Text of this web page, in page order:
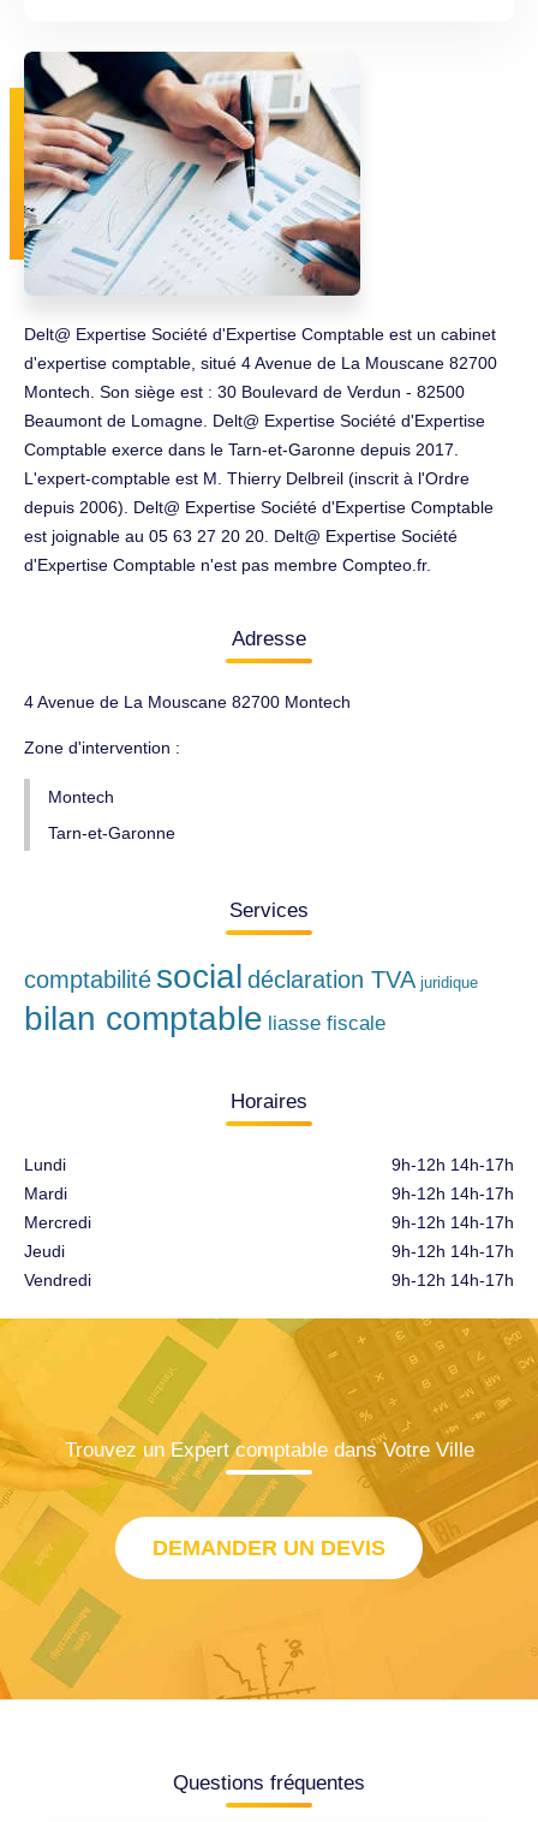
Delt@ Expertise Société d'Expertise Comptable est un cabinet
d'expertise comptable, situé 4 Avenue de La Mouscane 82700
Montech. Son siège est : 30 Boulevard de Verdun - 82500
Beaumont de Lomagne. Delt@ Expertise Société d'Expertise
Comptable exerce dans le Tarn-et-Garonne depuis 2017.
L'expert-comptable est M. Thierry Delbreil (inscrit à l'Ordre
depuis 2006). Delt@ Expertise Société d'Expertise Comptable
est joignable au 05 63 27 20 20. Delt@ Expertise Société
d'Expertise Comptable n'est pas membre Compteo.fr.
Adresse
4 Avenue de La Mouscane 82700 Montech
Zone d'intervention :
Montech
Tarn-et-Garonne
Services
comptabilité social déclaration TVA juridique
bilan comptable liasse fiscale
Horaires
Lundi
Mardi
Mercredi
Jeudi
Vendredi
9h-12h 14h-17h
9h-12h 14h-17h
9h-12h 14h-17h
9h-12h 14h-17h
9h-12h 14h-17h
Trouvez un Expert comptable dans Votre Ville
DEMANDER UN DEVIS
Questions fréquentes